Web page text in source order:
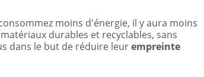
moins d'énergie, il y aura moins
durables et recyclables, sans
dans le but de réduire leurempreinte